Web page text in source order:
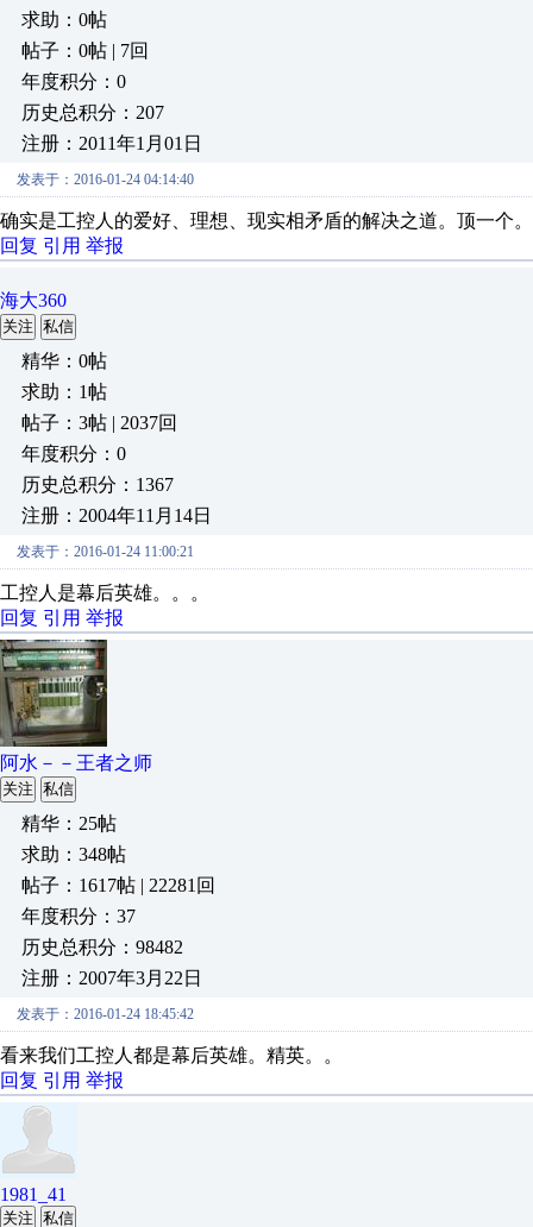
求助：0帖
帖子：0帖 | 7回
年度积分：0
历史总积分：207
注册：2011年1月01日
发表于：2016-01-24 04:14:40
确实是工控人的爱好、理想、现实相矛盾的解决之道。顶一个。
回复 引用 举报
海大360
关注 私信
精华：0帖
求助：1帖
帖子：3帖 | 2037回
年度积分：0
历史总积分：1367
注册：2004年11月14日
发表于：2016-01-24 11:00:21
工控人是幕后英雄。。。
回复 引用 举报
阿水－－王者之师
关注 私信
精华：25帖
求助：348帖
帖子：1617帖 | 22281回
年度积分：37
历史总积分：98482
注册：2007年3月22日
发表于：2016-01-24 18:45:42
看来我们工控人都是幕后英雄。精英。。
回复 引用 举报
1981_41
关注 私信